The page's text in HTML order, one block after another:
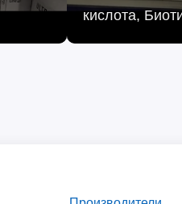
кислота,